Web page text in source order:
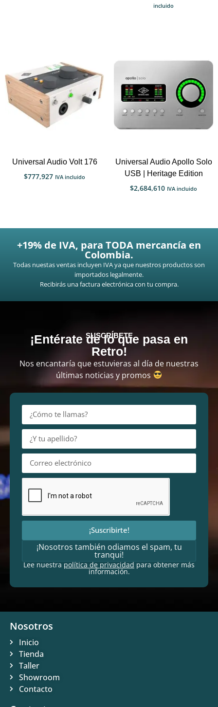
incluido
Universal Audio Volt 176
$777,927 IVA incluido
Universal Audio Apollo Solo
USB | Heritage Edition
$2,684,610 IVA incluido
+19% de IVA, para TODA mercancía en
Colombia.
Todas nuestas ventas incluyen IVA ya que nuestros productos son
importados legalmente.
Recibirás una factura electrónica con tu compra.
SUSCRÍBETE
¡Entérate de lo que pasa en
Retro!
Nos encantaría que estuvieras al día de nuestras
últimas noticias y promos
¡Suscribirte!
¡Nosotros también odiamos el spam, tu
tranqui!
Lee nuestrapolítica de privacidadpara obtener más
información.
Nosotros
Inicio
Tienda
Taller
Showroom
Contacto